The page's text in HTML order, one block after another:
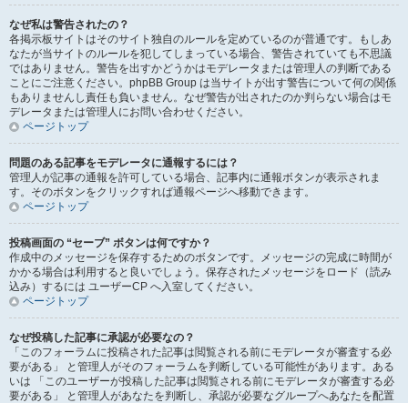
なぜ私は警告されたの？
各掲示板サイトはそのサイト独自のルールを定めているのが普通です。もしあ
なたが当サイトのルールを犯してしまっている場合、警告されていても不思議
ではありません。警告を出すかどうかはモデレータまたは管理人の判断である
ことにご注意ください。phpBB Group は当サイトが出す警告について何の関係
もありませんし責任も負いません。なぜ警告が出されたのか判らない場合はモ
デレータまたは管理人にお問い合わせください。
ページトップ
問題のある記事をモデレータに通報するには？
管理人が記事の通報を許可している場合、記事内に通報ボタンが表示されま
す。そのボタンをクリックすれば通報ページへ移動できます。
ページトップ
投稿画面の “セーブ” ボタンは何ですか？
作成中のメッセージを保存するためのボタンです。メッセージの完成に時間が
かかる場合は利用すると良いでしょう。保存されたメッセージをロード（読み
込み）するには ユーザーCP へ入室してください。
ページトップ
なぜ投稿した記事に承認が必要なの？
「このフォーラムに投稿された記事は閲覧される前にモデレータが審査する必
要がある」 と管理人がそのフォーラムを判断している可能性があります。ある
いは 「このユーザーが投稿した記事は閲覧される前にモデレータが審査する必
要がある」 と管理人があなたを判断し、承認が必要なグループへあなたを配置